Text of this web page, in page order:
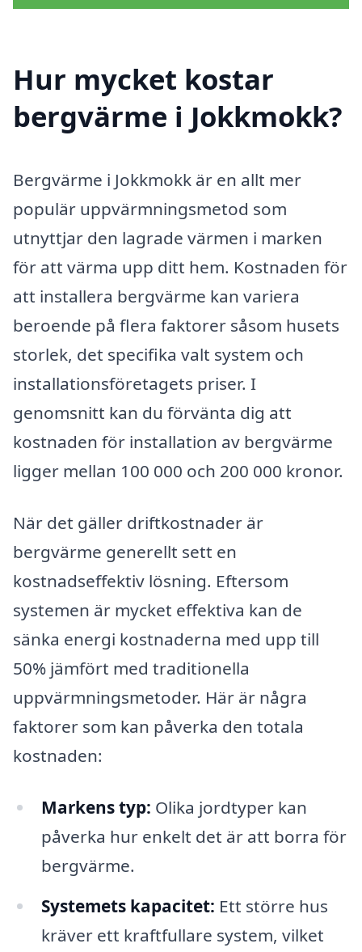
Hur mycket kostar
bergvärme i Jokkmokk?
Bergvärme i Jokkmokk är en allt mer
populär uppvärmningsmetod som
utnyttjar den lagrade värmen i marken
för att värma upp ditt hem. Kostnaden för
att installera bergvärme kan variera
beroende på flera faktorer såsom husets
storlek, det specifika valt system och
installationsföretagets priser. I
genomsnitt kan du förvänta dig att
kostnaden för installation av bergvärme
ligger mellan 100 000 och 200 000 kronor.
När det gäller driftkostnader är
bergvärme generellt sett en
kostnadseffektiv lösning. Eftersom
systemen är mycket effektiva kan de
sänka energi kostnaderna med upp till
50% jämfört med traditionella
uppvärmningsmetoder. Här är några
faktorer som kan påverka den totala
kostnaden:
Markens typ: Olika jordtyper kan
påverka hur enkelt det är att borra för
bergvärme.
Systemets kapacitet: Ett större hus
kräver ett kraftfullare system, vilket